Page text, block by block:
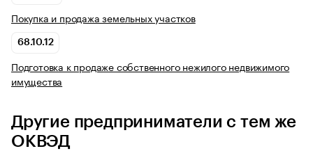
Покупка и продажа земельных участков
68.10.12
Подготовка к продаже собственного нежилого недвижимого
имущества
Другие предприниматели с тем же
ОКВЭД